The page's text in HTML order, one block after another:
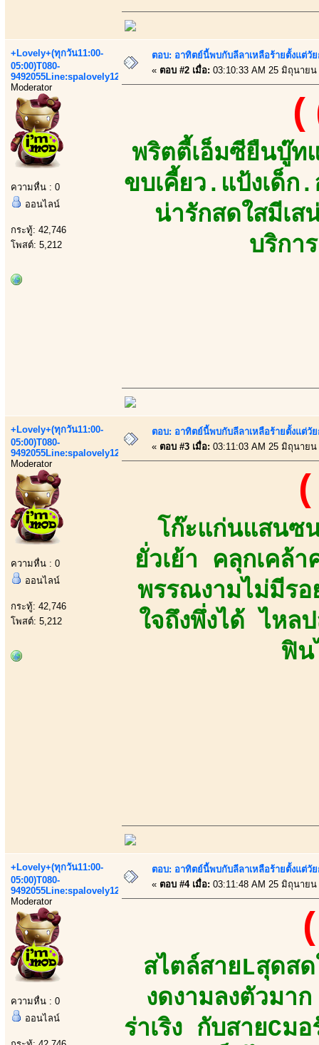
+Lovely+(ทุกวัน11:00-
05:00)T080-
9492055Line:spalovely123
Moderator
ความหื่น : 0
ออนไลน์
กระทู้: 42,746
โพสต์: 5,212
ตอบ: อาทิตย์นี้พบกับลีลาเหลือร้ายตั้งแต่วั
« ตอบ #2 เมื่อ: 03:10:33 AM 25 มิถุนายน
พริตตี้เอ็มซียืนบู๊ท
ขบเคี้ยว.แป้งเด็ก
น่ารักสดใสมีเ
บริกา
+Lovely+(ทุกวัน11:00-
05:00)T080-
9492055Line:spalovely123
Moderator
ความหื่น : 0
ออนไลน์
กระทู้: 42,746
โพสต์: 5,212
ตอบ: อาทิตย์นี้พบกับลีลาเหลือร้ายตั้งแต่วั
« ตอบ #3 เมื่อ: 03:11:03 AM 25 มิถุนายน
โก๊ะแก่นแสนซ
ยั่วเย้า คลุกเคล้
พรรณงามไม่มีร
ใจถึงพึ่งได้ ไหล
ฟิ
+Lovely+(ทุกวัน11:00-
05:00)T080-
9492055Line:spalovely123
Moderator
ความหื่น : 0
ออนไลน์
ตอบ: อาทิตย์นี้พบกับลีลาเหลือร้ายตั้งแต่วั
« ตอบ #4 เมื่อ: 03:11:48 AM 25 มิถุนายน
สไตล์สายLสุดส
งดงามลงตัวมา
ร่าเริง กับสายCม